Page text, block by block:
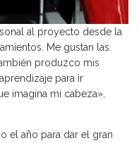
al proyecto desde la
Me gustan las
produzco mis
para ir
imagina mi cabeza»,
el año para dar el gran